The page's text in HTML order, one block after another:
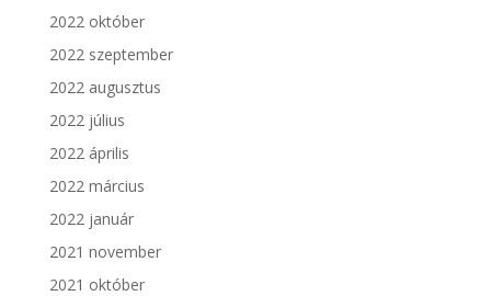
2022 október
2022 szeptember
2022 augusztus
2022 július
2022 április
2022 március
2022 január
2021 november
2021 október